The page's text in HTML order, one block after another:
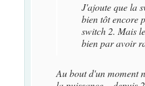
J'ajoute que la
bien tôt encore
switch 2. Mais
bien par avoir
Au bout d'un moment